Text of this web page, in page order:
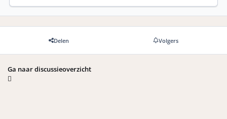
Delen Volgers
Ga naar discussieoverzicht